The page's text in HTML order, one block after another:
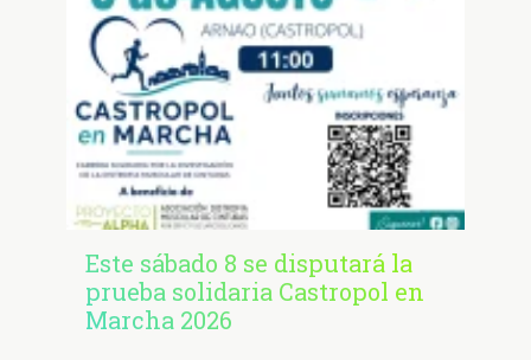
Este sábado 8 se disputará la
prueba solidaria Castropol en
Marcha 2026